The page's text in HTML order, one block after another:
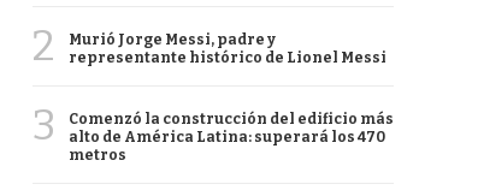
2
Murió Jorge Messi, padre y
representante histórico de Lionel Messi
3
Comenzó la construcción del edificio más
alto de América Latina: superará los 470
metros